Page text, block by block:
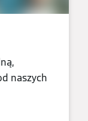
naszych